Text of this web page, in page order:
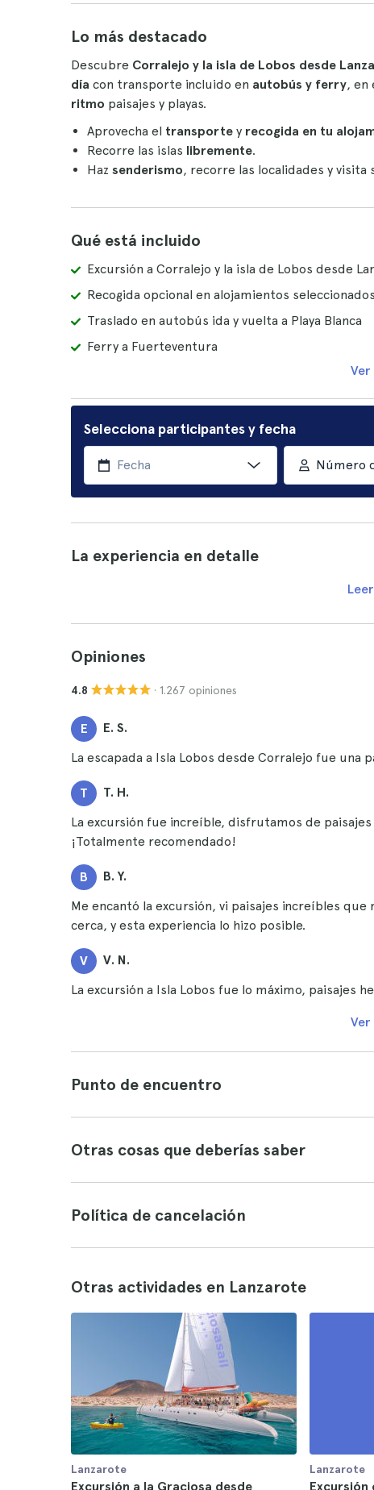
Lo más destacado
Descubre Corralejo y la isla de Lobos desde
día con transporte incluido en autobús y ferry, en
ritmo paisajes y playas.
Aprovecha el transporte y recogida en tu
Recorre las islas libremente.
Haz senderismo, recorre las localidades y visita
Qué está incluido
Excursión a Corralejo y la isla de Lobos desde
Recogida opcional en alojamientos
Traslado en autobús ida y vuelta a Playa Blanca
Ferry a Fuerteventura
Ver
Selecciona participantes y fecha
Número
La experiencia en detalle
Opiniones
4.8 · 1.267 opiniones
E E. S.
La escapada a Isla Lobos desde Corralejo fue una
T T. H.
La excursión fue increíble, disfrutamos de
¡Totalmente recomendado!
B B. Y.
Me encantó la excursión, vi paisajes increíbles
cerca, y esta experiencia lo hizo posible.
V V. N.
La excursión a Isla Lobos fue lo máximo, paisajes
Ver
Punto de encuentro
Otras cosas que deberías saber
Política de cancelación
Otras actividades en Lanzarote
Lanzarote
Excursión a la Graciosa desde
Lanzarote
Excursión